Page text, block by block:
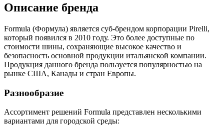
Описание бренда
Formula (Формула) является суб-брендом корпорации Pirelli,
который появился в 2010 году. Это более доступные по
стоимости шины, сохраняющие высокое качество и
безопасность основной продукции итальянской компании.
Продукция данного бренда пользуется популярностью на
рынке США, Канады и стран Европы.
Разнообразие
Ассортимент решений Formula представлен несколькими
вариантами для городской среды: